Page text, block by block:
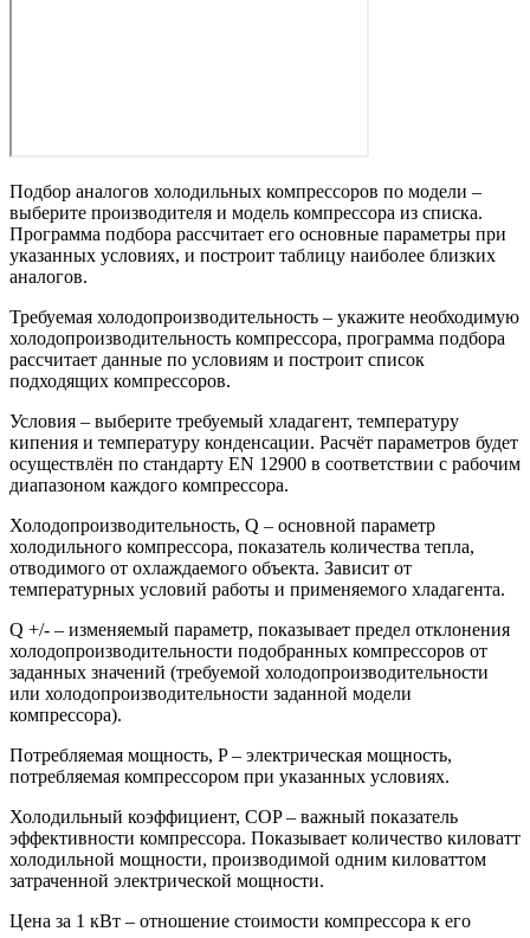
Подбор аналогов холодильных компрессоров по модели –
выберите производителя и модель компрессора из списка.
Программа подбора рассчитает его основные параметры при
указанных условиях, и построит таблицу наиболее близких
аналогов.
Требуемая холодопроизводительность – укажите необходимую
холодопроизводительность компрессора, программа подбора
рассчитает данные по условиям и построит список
подходящих компрессоров.
Условия – выберите требуемый хладагент, температуру
кипения и температуру конденсации. Расчёт параметров будет
осуществлён по стандарту EN 12900 в соответствии с рабочим
диапазоном каждого компрессора.
Холодопроизводительность, Q – основной параметр
холодильного компрессора, показатель количества тепла,
отводимого от охлаждаемого объекта. Зависит от
температурных условий работы и применяемого хладагента.
Q +/- – изменяемый параметр, показывает предел отклонения
холодопроизводительности подобранных компрессоров от
заданных значений (требуемой холодопроизводительности
или холодопроизводительности заданной модели
компрессора).
Потребляемая мощность, P – электрическая мощность,
потребляемая компрессором при указанных условиях.
Холодильный коэффициент, COP – важный показатель
эффективности компрессора. Показывает количество киловатт
холодильной мощности, производимой одним киловаттом
затраченной электрической мощности.
Цена за 1 кВт – отношение стоимости компрессора к его